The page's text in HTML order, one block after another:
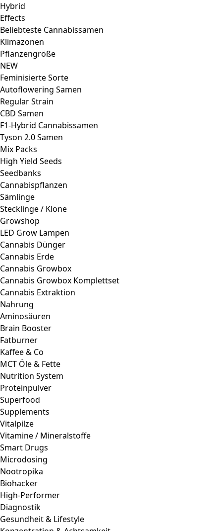
Hybrid
Effects
Beliebteste Cannabissamen
Klimazonen
Pflanzengröße
NEW
Feminisierte Sorte
Autoflowering Samen
Regular Strain
CBD Samen
F1-Hybrid Cannabissamen
Tyson 2.0 Samen
Mix Packs
High Yield Seeds
Seedbanks
Cannabispflanzen
Sämlinge
Stecklinge / Klone
Growshop
LED Grow Lampen
Cannabis Dünger
Cannabis Erde
Cannabis Growbox
Cannabis Growbox Komplettset
Cannabis Extraktion
Nahrung
Aminosäuren
Brain Booster
Fatburner
Kaffee & Co
MCT Öle & Fette
Nutrition System
Proteinpulver
Superfood
Supplements
Vitalpilze
Vitamine / Mineralstoffe
Smart Drugs
Microdosing
Nootropika
Biohacker
High-Performer
Diagnostik
Gesundheit & Lifestyle